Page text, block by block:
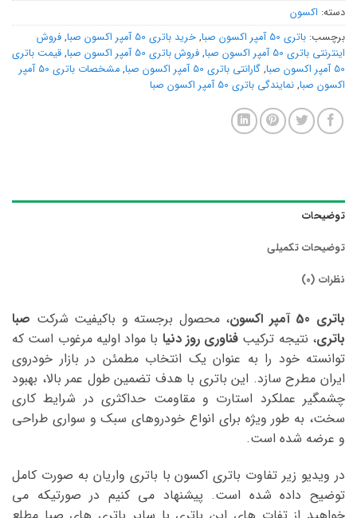
دسته: اکسون
برچسب: باتری 50 آمپر اکسون صبا , خرید باتری 50 آمپر اکسون صبا , فروش
اینترنتی باتری 50 آمپر اکسون صبا
, فروش باتری 50 آمپر اکسون صبا , قیمت باتری
50 آمپر اکسون صبا
, گارانتی باتری 50 آمپر اکسون صبا ,
مشخصات باتری 50 آمپر
اکسون صبا, نمایندگی باتری 50 آمپر اکسون صبا
توضیحات
توضیحات تکمیلی
نظرات (0)
باتری 50 آمپر اکسون ، محصول برجسته و باکیفیت شرکت صبا
باتری، نتیجه ترکیب فناوری روز دنیا با مواد اولیه مرغوب است که
توانسته خود را به عنوان یک انتخاب مطمئن در بازار خودروی
ایران مطرح سازد. این باتری با هدف تضمین طول عمر بالا، بهبود
چشمگیر عملکرد استارت و مقاومت حداکثری در شرایط کاری
سخت، به طور ویژه برای انواع خودروهای سبک و سواری طراحی
و عرضه شده است.
در ویدیو زیر تفاوت باتری اکسون با باتری واریان به صورت کامل
توضیح داده شده است. پیشنهاد می کنیم در صورتیکه می